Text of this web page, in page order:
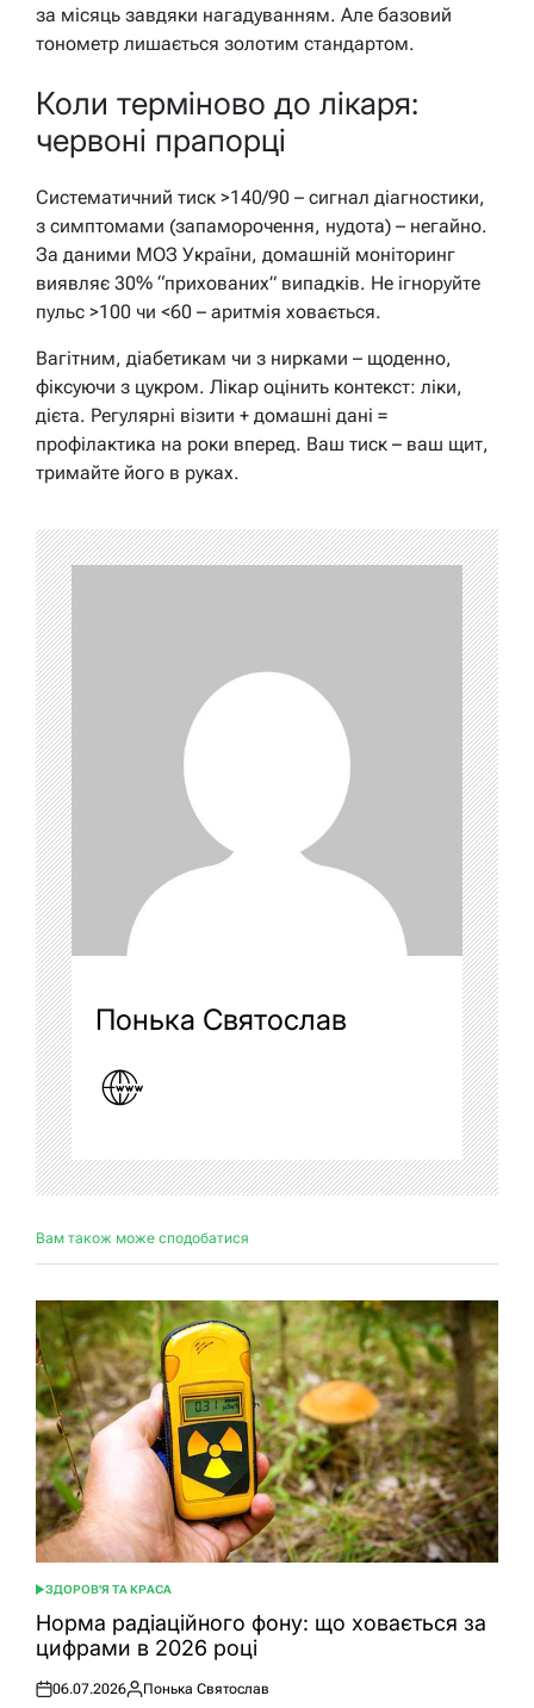
за місяць завдяки нагадуванням. Але базовий
тонометр лишається золотим стандартом.
Коли терміново до лікаря:
червоні прапорці
Систематичний тиск >140/90 – сигнал діагностики,
з симптомами (запаморочення, нудота) – негайно.
За даними МОЗ України, домашній моніторинг
виявляє 30% “прихованих” випадків. Не ігноруйте
пульс >100 чи <60 – аритмія ховається.
Вагітним, діабетикам чи з нирками – щоденно,
фіксуючи з цукром. Лікар оцінить контекст: ліки,
дієта. Регулярні візити + домашні дані =
профілактика на роки вперед. Ваш тиск – ваш щит,
тримайте його в руках.
Понька Святослав
Вам також може сподобатися
ОПУБЛІКУВАТИ
У
ЗДОРОВ'Я ТА КРАСА
Норма радіаційного фону: що ховається за
цифрами в 2026 році
Оприлюднено
06.07.2026
Опубліковано
Понька Святослав